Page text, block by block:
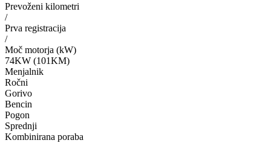
Prevoženi kilometri
/
Prva registracija
/
Moč motorja (kW)
74KW (101KM)
Menjalnik
Ročni
Gorivo
Bencin
Pogon
Sprednji
Kombinirana poraba